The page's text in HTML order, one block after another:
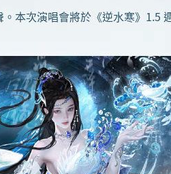
次演唱會將於《逆水寒》1.5